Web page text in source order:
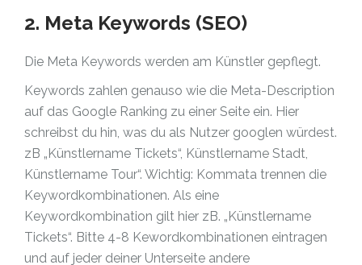
2. Meta Keywords (SEO)
Die Meta Keywords werden am Künstler gepflegt.
Keywords zahlen genauso wie die Meta-Description
auf das Google Ranking zu einer Seite ein. Hier
schreibst du hin, was du als Nutzer googlen würdest.
zB „Künstlername Tickets“, Künstlername Stadt,
Künstlername Tour“. Wichtig: Kommata trennen die
Keywordkombinationen. Als eine
Keywordkombination gilt hier zB. „Künstlername
Tickets“. Bitte 4-8 Kewordkombinationen eintragen
und auf jeder deiner Unterseite andere